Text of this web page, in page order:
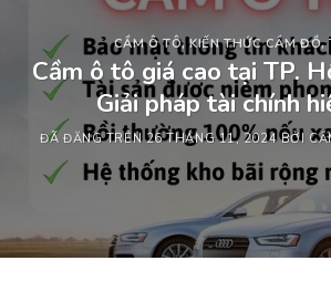
CẦM Ô TÔ,KIẾN THỨC CẦM ĐỒ,
Cầm ô tô giá cao tại TP.
Giải pháp tài chính
ĐÃ ĐĂNG TRÊN26 THÁNG 11, 2024 BỞI